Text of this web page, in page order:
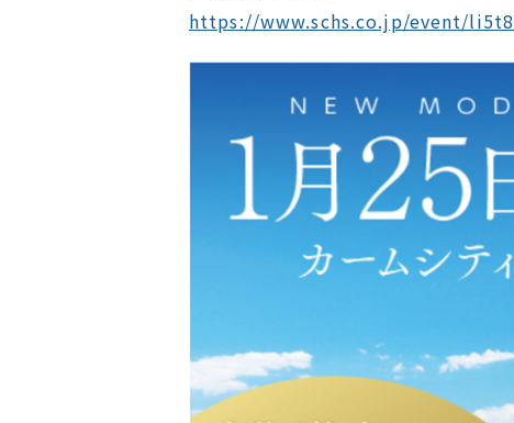
https://www.schs.co.jp/event/